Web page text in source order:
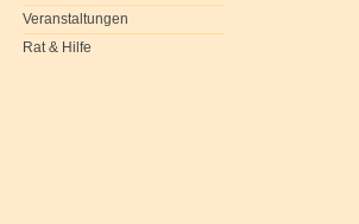
Veranstaltungen
Rat & Hilfe